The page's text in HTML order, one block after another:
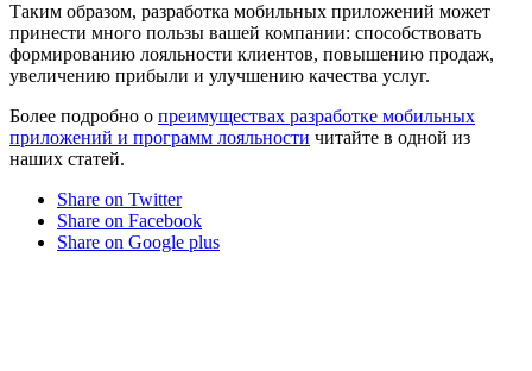
Таким образом, разработка мобильных приложений может
принести много пользы вашей компании: способствовать
формированию лояльности клиентов, повышению продаж,
увеличению прибыли и улучшению качества услуг.
Более подробно о преимуществах разработке мобильных
приложений и программ лояльности читайте в одной из
наших статей.
Share on Twitter
Share on Facebook
Share on Google plus